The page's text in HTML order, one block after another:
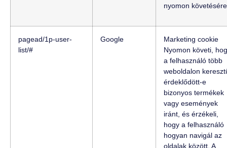
nyomon
pagead/1p-user-
list/#
Google
Marketing cookie
Nyomon követi,
a felhasználó több
weboldalon
érdeklődött-e
bizonyos termékek
vagy események
iránt, és érzékeli,
hogy a felhasználó
hogyan navigál az
oldalak között. A